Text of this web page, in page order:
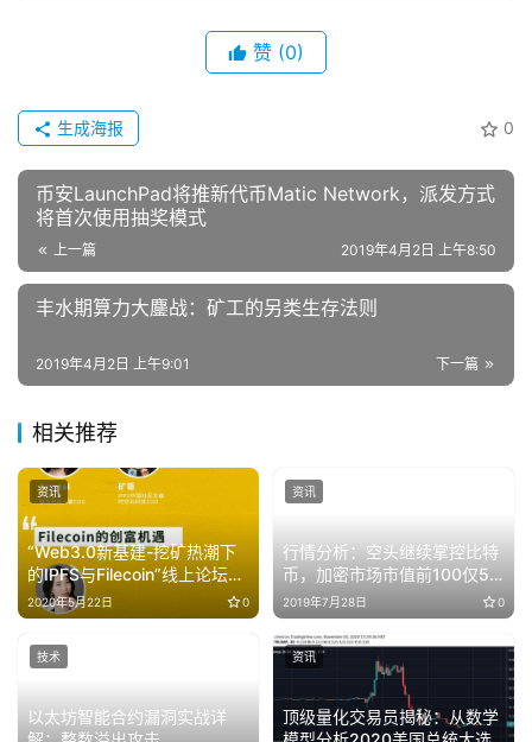
赞 (0)
0
生成海报
币安LaunchPad将推新代币Matic Network，派发方式
将首次使用抽奖模式
上一篇 2019年4月2日 上午8:50
丰水期算力大鏖战：矿工的另类生存法则
下一篇
2019年4月2日 上午9:01
相关推荐
“Web3.0新基建-挖矿热潮下
的IPFS与Filecoin”线上论坛今
日成功举办
2020年5月22日 0
资讯
行情分析：空头继续掌控比特
币，加密市场市值前100仅5
币上涨
2019年7月28日 0
资讯
以太坊智能合约漏洞实战详
技术
顶级量化交易员揭秘：从数学
资讯